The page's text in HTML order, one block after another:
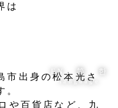
EN 简 한
language
は
市出身の松本光さ
。
や百貨店など、九